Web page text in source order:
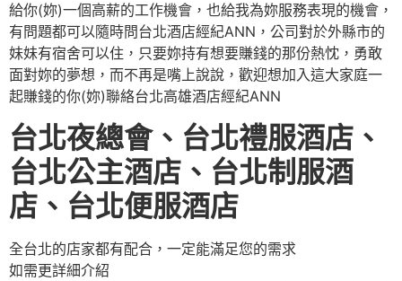
給你(妳)一個高薪的工作機會，也給我為妳服務表現的機會，
有問題都可以隨時問台北酒店經紀ANN，公司對於外縣市的
妹妹有宿舍可以住，只要妳持有想要賺錢的那份熱忱，勇敢
面對妳的夢想，而不再是嘴上說說，歡迎想加入這大家庭一
起賺錢的你(妳)聯絡台北高雄酒店經紀ANN
台北夜總會、台北禮服酒店、
台北公主酒店、台北制服酒
店、台北便服酒店
全台北的店家都有配合，一定能滿足您的需求
如需更詳細介紹